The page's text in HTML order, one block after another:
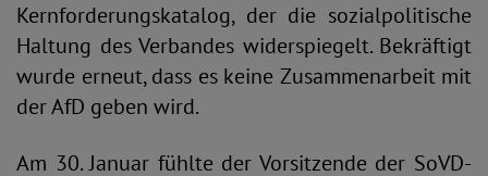
Kernforderungskatalog, der die sozialpolitische
Haltung des Verbandes widerspiegelt. Bekräftigt
wurde erneut, dass es keine Zusammenarbeit mit
der AfD geben wird.
Am 30. Januar fühlte der Vorsitzende der SoVD-